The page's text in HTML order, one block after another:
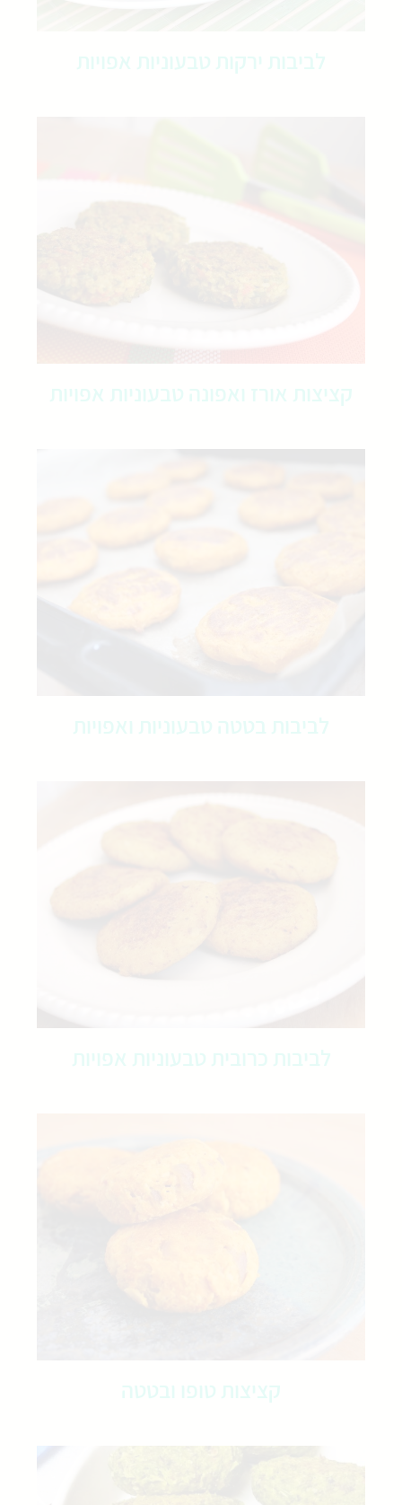
לביבות ירקות טבעוניות אפויות
קציצות אורז ואפונה טבעוניות אפויות
לביבות בטטה טבעוניות ואפויות
לביבות כרובית טבעוניות אפויות
קציצות טופו ובטטה